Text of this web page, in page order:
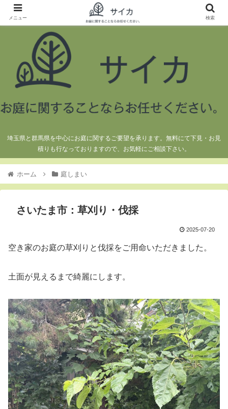
埼玉県と群馬県を中心にお庭に関するご要望を承ります。無料にて下見・お見
積りも行なっておりますので、お気軽にご相談下さい。
ホーム 庭しまい
さいたま市：草刈り・伐採
2025-07-20
空き家のお庭の草刈りと伐採をご用命いただきました。
土面が見えるまで綺麗にします。
メニュー 検索